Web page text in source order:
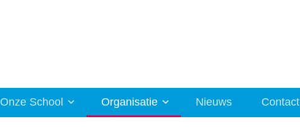
Onze School Organisatie Nieuws Contact